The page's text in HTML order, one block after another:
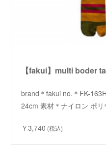
brand＊fakui no.＊FK-
24cm 素材＊ナイロン ポ
￥3,740 (税込)